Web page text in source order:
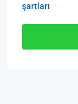
şartları